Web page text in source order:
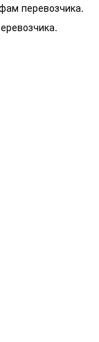
перевозчика.